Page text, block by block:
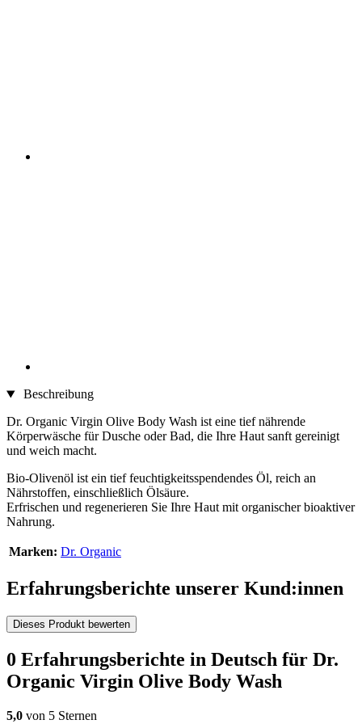
Beschreibung
Dr. Organic Virgin Olive Body Wash ist eine tief nährende
Körperwäsche für Dusche oder Bad, die Ihre Haut sanft gereinigt
und weich macht.
Bio-Olivenöl ist ein tief feuchtigkeitsspendendes Öl, reich an
Nährstoffen, einschließlich Ölsäure.
Erfrischen und regenerieren Sie Ihre Haut mit organischer bioaktiver
Nahrung.
Marken: Dr. Organic
Erfahrungsberichte unserer Kund:innen
Dieses Produkt bewerten
0 Erfahrungsberichte in Deutsch für Dr.
Organic Virgin Olive Body Wash
5,0 von 5 Sternen